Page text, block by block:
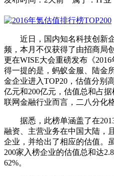
近日，国内知名科技创新企
频，本月不仅获得了由招商局
更在WISE大会重磅发布《
得一提的是，蚂蚁金服、陆金
金企业进入TOP20，估值分别
亿元和200亿元，估值总和占
联网金融行业而言，二八分化
据悉，此榜单涵盖了在2013
融资、主营业务在中国大陆，
企业，并给出了相应的估值。
200家入榜企业的估值总和达
62%。